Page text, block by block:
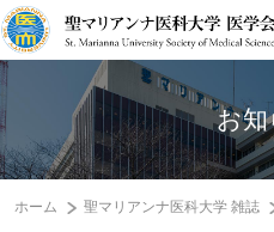
お知
ホーム 聖マリアンナ医科大学 雑誌